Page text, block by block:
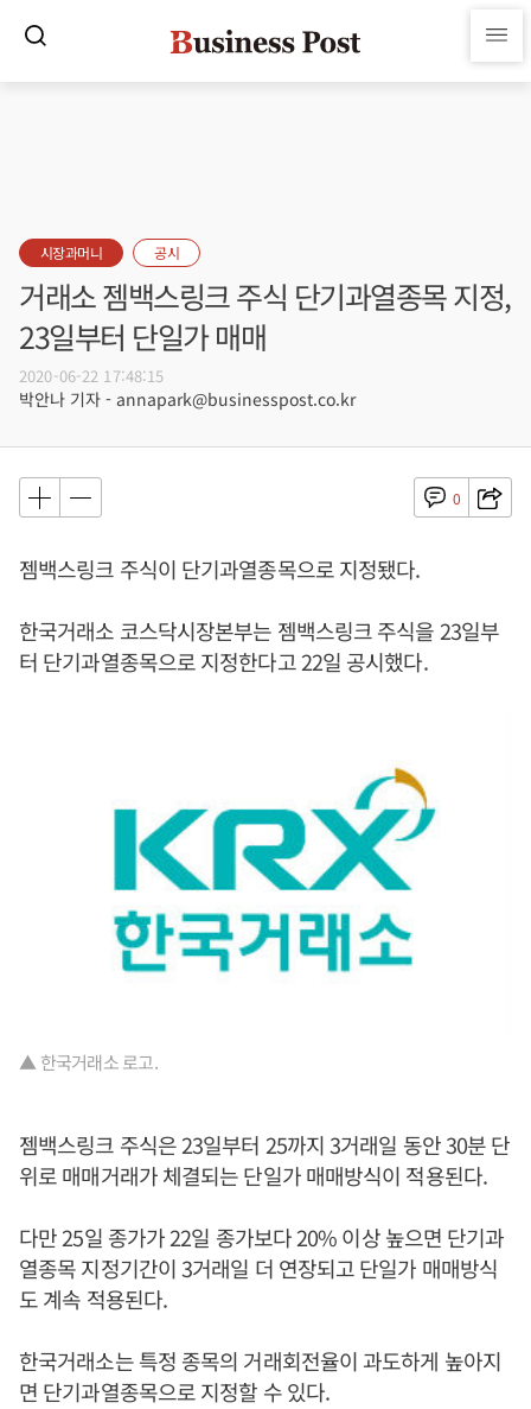
시장과머니 공시
거래소 젬백스링크 주식 단기과열종목 지정,
23일부터 단일가 매매
2020-06-22 17:48:15
박안나 기자 - annapark@businesspost.co.kr
0
젬백스링크 주식이 단기과열종목으로 지정됐다.
한국거래소 코스닥시장본부는 젬백스링크 주식을 23일부
터 단기과열종목으로 지정한다고 22일 공시했다.
▲ 한국거래소 로고.
젬백스링크 주식은 23일부터 25까지 3거래일 동안 30분 단
위로 매매거래가 체결되는 단일가 매매방식이 적용된다.
다만 25일 종가가 22일 종가보다 20% 이상 높으면 단기과
열종목 지정기간이 3거래일 더 연장되고 단일가 매매방식
도 계속 적용된다.
한국거래소는 특정 종목의 거래회전율이 과도하게 높아지
면 단기과열종목으로 지정할 수 있다.